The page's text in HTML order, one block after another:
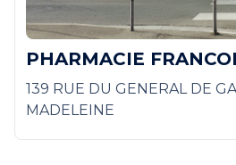
PHARMACIE
139 RUE DU GENERAL DE
MADELEINE